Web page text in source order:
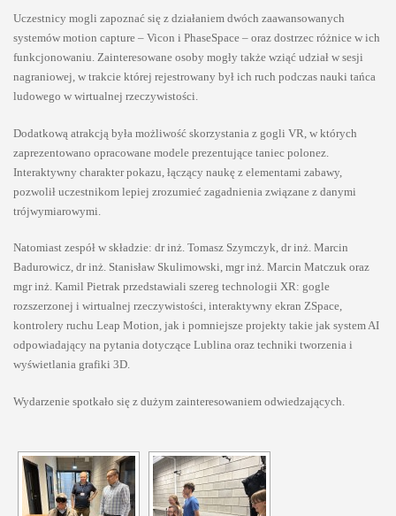
Uczestnicy mogli zapoznać się z działaniem dwóch zaawansowanych
systemów motion capture – Vicon i PhaseSpace – oraz dostrzec różnice w ich
funkcjonowaniu. Zainteresowane osoby mogły także wziąć udział w sesji
nagraniowej, w trakcie której rejestrowany był ich ruch podczas nauki tańca
ludowego w wirtualnej rzeczywistości.
Dodatkową atrakcją była możliwość skorzystania z gogli VR, w których
zaprezentowano opracowane modele prezentujące taniec polonez.
Interaktywny charakter pokazu, łączący naukę z elementami zabawy,
pozwolił uczestnikom lepiej zrozumieć zagadnienia związane z danymi
trójwymiarowymi.
Natomiast zespół w składzie: dr inż. Tomasz Szymczyk, dr inż. Marcin
Badurowicz, dr inż. Stanisław Skulimowski, mgr inż. Marcin Matczuk oraz
mgr inż. Kamil Pietrak przedstawiali szereg technologii XR: gogle
rozszerzonej i wirtualnej rzeczywistości, interaktywny ekran ZSpace,
kontrolery ruchu Leap Motion, jak i pomniejsze projekty takie jak system AI
odpowiadający na pytania dotyczące Lublina oraz techniki tworzenia i
wyświetlania grafiki 3D.
Wydarzenie spotkało się z dużym zainteresowaniem odwiedzających.